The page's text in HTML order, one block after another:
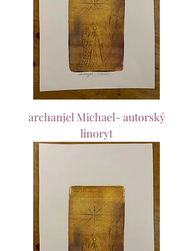
archanjel Michael- autorský
linoryt